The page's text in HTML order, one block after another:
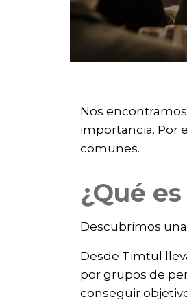
Nos
importancia. Por
comunes.
¿Qué
Descubrimos
Desde Timtul
por grupos de
conseguir